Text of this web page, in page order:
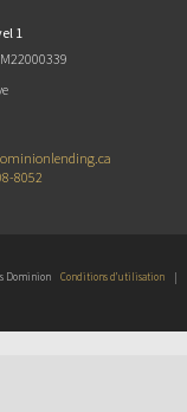
1
8052
Dominion Conditions d’utilisation |